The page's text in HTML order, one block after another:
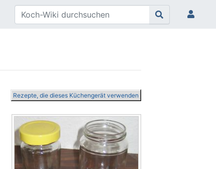
Rezepte, die dieses Küchengerät verwenden